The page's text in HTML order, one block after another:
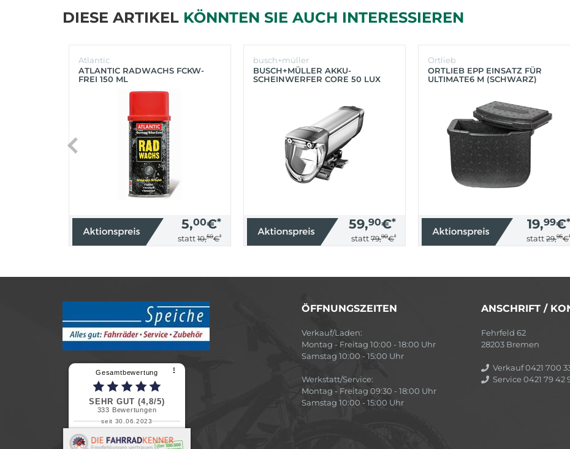
DIESE ARTIKEL KÖNNTEN SIE AUCH INTERESSIEREN
Atlantic
ATLANTIC RADWACHS FCKW-
FREI 150 ML
5,00€*
statt 10,50€*
busch+müller
BUSCH+MÜLLER AKKU-
SCHEINWERFER CORE 50 LUX
59,90€*
statt 79,90€*
Ortlieb
ORTLIEB EPP EINSATZ FÜR
ULTIMATE6 M (SCHWARZ)
19,99€*
statt 29,95€*
Gesamtbewertung ⠇
SEHR GUT (4,8/5)
333 Bewertungen
seit 30.06.2023
Renate H.
ÖFFNUNGSZEITEN
Verkauf/Laden:
Montag - Freitag 10:00 - 18:00 Uhr
Samstag 10:00 - 15:00 Uhr
Werkstatt/Service:
Montag - Freitag 09:30 - 18:00 Uhr
Samstag 10:00 - 15:00 Uhr
ANSCHRIFT /
Fehrfeld 62
28203 Bremen
Verkauf 0421 700
Service 0421 79 42